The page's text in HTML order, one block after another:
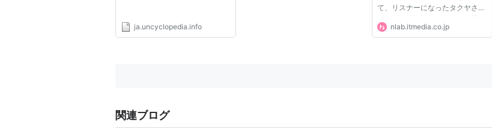
ja.uncyclopedia.info
て、リスナーになったタクヤさ
ん。ニコニコ好きなふたりは徐々
に仲良くなり、ちょうど1年前の
nlab.itmedia.co.jp
関連ブログ